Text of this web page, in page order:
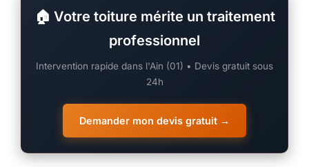
🏠 Votre toiture mérite un traitement
professionnel
Intervention rapide dans l'Ain (01) • Devis gratuit sous
24h
Demander mon devis gratuit →